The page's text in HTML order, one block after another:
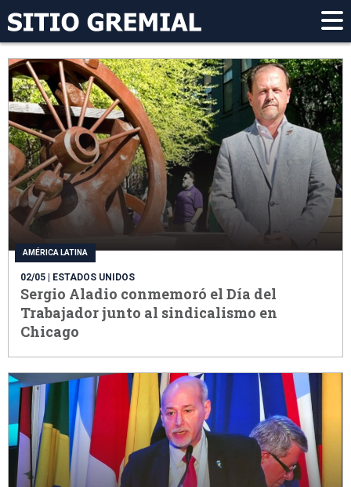
AMÉRICA LATINA
02/05 | ESTADOS UNIDOS
Sergio Aladio conmemoró el Día del
Trabajador junto al sindicalismo en
Chicago